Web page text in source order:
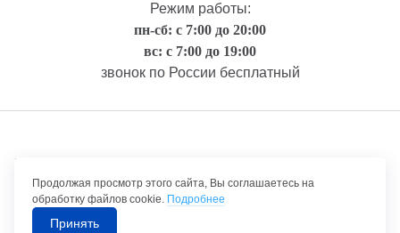
Режим работы:
пн-сб: с 7:00 до 20:00
вс: с 7:00 до 19:00
звонок по России бесплатный
Правовая информация
©1992-2026 ТрансТехСервис – продажа и обслуживание автомобилей.
Продолжая просмотр этого сайта, Вы соглашаетесь на
обработку файлов cookie. Подробнее
Принять